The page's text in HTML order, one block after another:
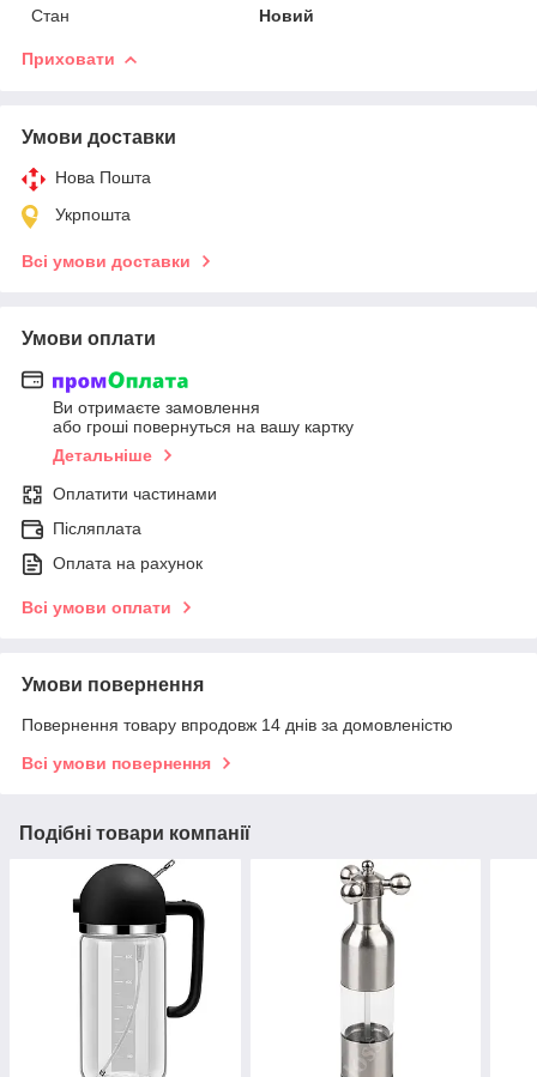
Стан
Новий
Приховати
Умови доставки
Нова Пошта
Укрпошта
Всі умови доставки
Умови оплати
Ви отримаєте замовлення
або гроші повернуться на вашу картку
Детальніше
Оплатити частинами
Післяплата
Оплата на рахунок
Всі умови оплати
Умови повернення
Повернення товару впродовж 14 днів за домовленістю
Всі умови повернення
Подібні товари компанії